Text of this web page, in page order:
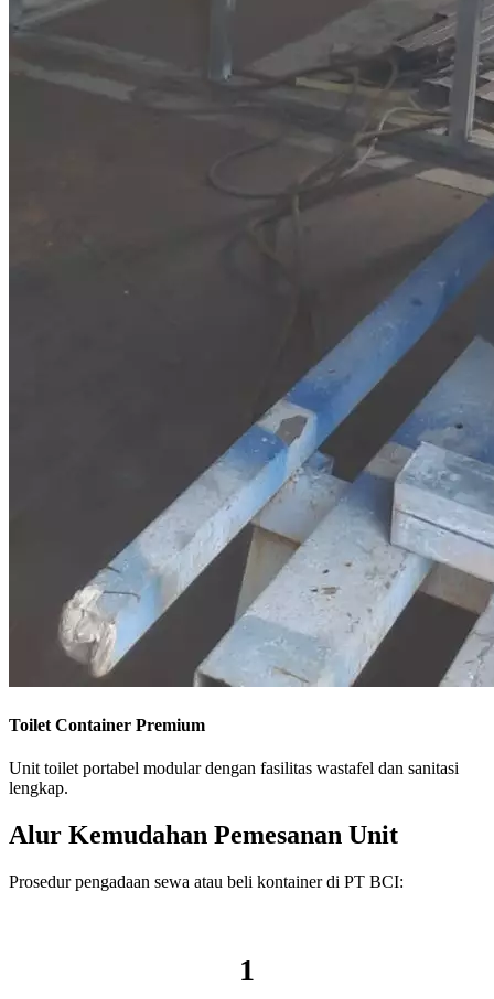
Toilet Container Premium
Unit toilet portabel modular dengan fasilitas wastafel dan sanitasi
lengkap.
Alur Kemudahan Pemesanan Unit
Prosedur pengadaan sewa atau beli kontainer di PT BCI:
1